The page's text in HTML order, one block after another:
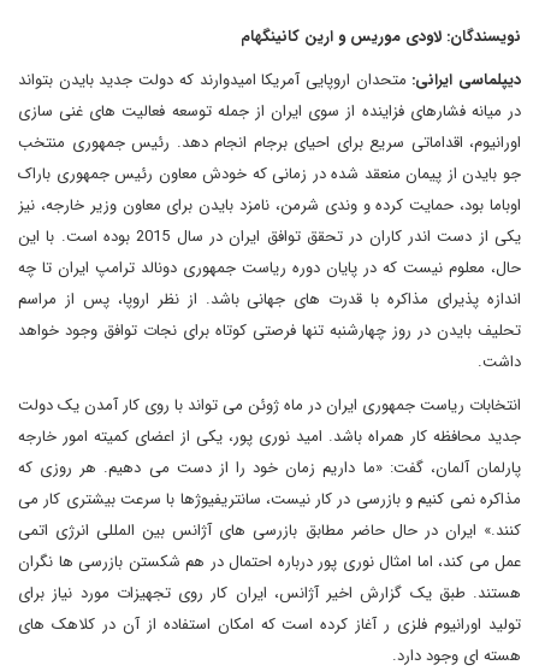
نویسندگان: لاودی موریس و ارین کانینگهام
دیپلماسی ایرانی: متحدان اروپایی آمریکا امیدوارند که دولت جدید بایدن بتواند
در میانه فشارهای فزاینده از سوی ایران از جمله توسعه فعالیت های غنی سازی
اورانیوم، اقداماتی سریع برای احیای برجام انجام دهد. رئیس جمهوری منتخب
جو بایدن از پیمان منعقد شده در زمانی که خودش معاون رئیس جمهوری باراک
اوباما بود، حمایت کرده و وندی شرمن، نامزد بایدن برای معاون وزیر خارجه، نیز
یکی از دست اندر کاران در تحقق توافق ایران در سال 2015 بوده است. با این
حال، معلوم نیست که در پایان دوره ریاست جمهوری دونالد ترامپ ایران تا چه
اندازه پذیرای مذاکره با قدرت های جهانی باشد. از نظر اروپا، پس از مراسم
تحلیف بایدن در روز چهارشنبه تنها فرصتی کوتاه برای نجات توافق وجود خواهد
داشت.
انتخابات ریاست جمهوری ایران در ماه ژوئن می تواند با روی کار آمدن یک دولت
جدید محافظه کار همراه باشد. امید نوری پور، یکی از اعضای کمیته امور خارجه
پارلمان آلمان، گفت: «ما داریم زمان خود را از دست می دهیم. هر روزی که
مذاکره نمی کنیم و بازرسی در کار نیست، سانتریفیوژها با سرعت بیشتری کار می
کنند.» ایران در حال حاضر مطابق بازرسی های آژانس بین المللی انرژی اتمی
عمل می کند، اما امثال نوری پور درباره احتمال در هم شکستن بازرسی ها نگران
هستند. طبق یک گزارش اخیر آژانس، ایران کار روی تجهیزات مورد نیاز برای
تولید اورانیوم فلزی ر آغاز کرده است که امکان استفاده از آن در کلاهک های
هسته ای وجود دارد.